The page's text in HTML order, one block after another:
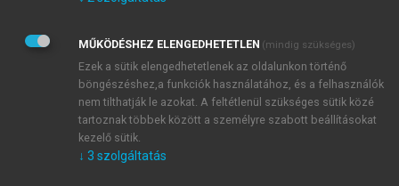
Adatkezelési tájékoztatóbanfoglaltakat tudomásul
veszem és elfogadom.
Általános vásárlási feltételeket, valamint a szotar.netés a
mersz.huoldalak licencszerződéseiben foglaltakat
tudomásul veszem és elfogadom.
KIPRÓBÁLOM
MŰKÖDÉSHEZ ELENGEDHETETLEN (mindig szükséges)
Ezek a sütik elengedhetetlenek az oldalunkon történő
böngészéshez,a funkciók használatához, és a felhasználók
nem tilthatják le azokat. A feltétlenül szükséges sütik közé
tartoznak többek között a személyre szabott beállításokat
kezelő sütik.
↓ 3 szolgáltatás